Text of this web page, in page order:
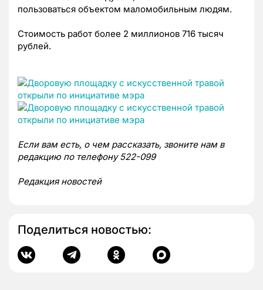
пользоваться объектом маломобильным людям.
Стоимость работ более 2 миллионов 716 тысяч
рублей.
Если вам есть, о чем рассказать, звоните нам в
редакцию по телефону 522-099
Редакция новостей
Поделиться новостью: